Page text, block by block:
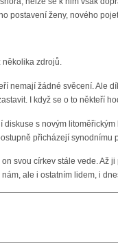
postavení ženy, nového
několika zdrojů.
nemají žádné svěcení. Ale
I když se o to někteří
s novým
přicházejí synodnímu
svou církev stále vede. Až
ale i ostatním lidem, i